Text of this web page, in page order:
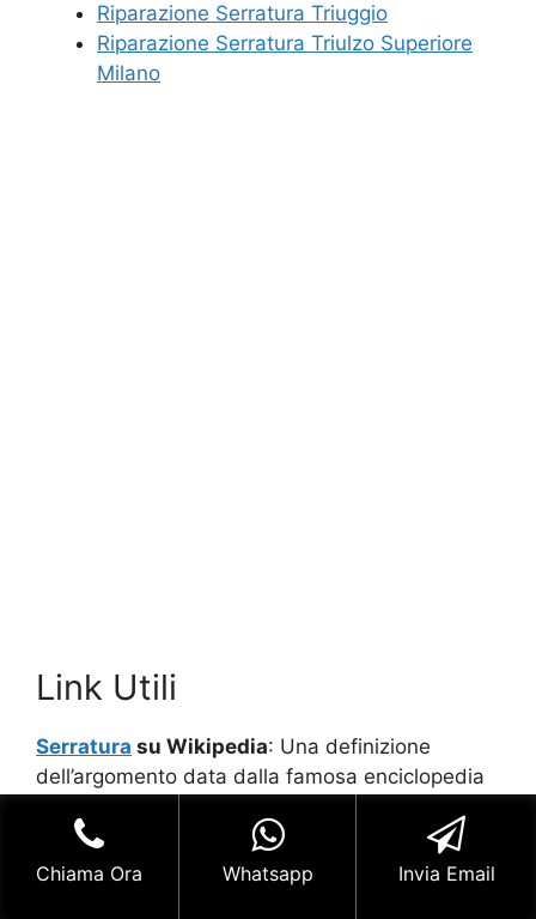
Riparazione Serratura Triuggio
Riparazione Serratura Triulzo Superiore
Milano
Link Utili
Serratura su Wikipedia: Una definizione
dell’argomento data dalla famosa enciclopedia
Fabbro Trezzano sul Naviglio
Aperture
Chiama Ora Whatsapp Invia Email